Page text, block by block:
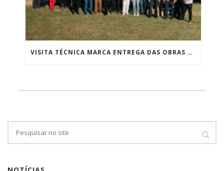
VISITA TÉCNICA MARCA ENTREGA DAS OBRAS DE CONSOLIDAÇÃO DAS RUÍNAS DA IGREJA DE SÃO JOSÉ DA BOA MORTE